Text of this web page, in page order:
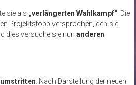
sie als „verl ängerten Wahlkampf“. Die
Projektstopp versprochen, den sie
dies versuche sie nun anderen
umstritten . Nach Darstellung der neuen